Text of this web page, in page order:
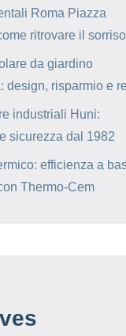
Roma Piazza
ritrovare il sorriso
da giardino
design, risparmio e
industriali Huni:
sicurezza dal 1982
efficienza a
Thermo-Cem